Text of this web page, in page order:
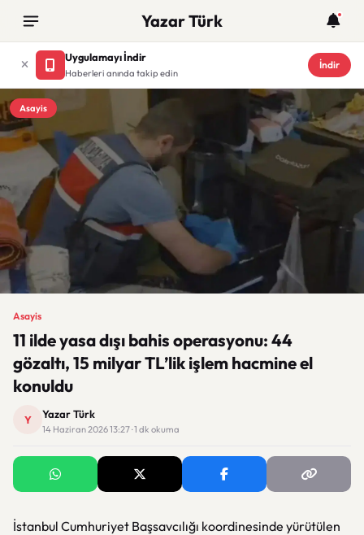
Yazar Türk
Uygulamayı İndir
Haberleri anında takip edin
İndir
Asayis
Asayis
11 ilde yasa dışı bahis operasyonu: 44
gözaltı, 15 milyar TL’lik işlem hacmine el
konuldu
Y Yazar Türk
14 Haziran 2026 13:27 · 1 dk okuma
İstanbul Cumhuriyet Başsavcılığı koordinesinde yürütülen